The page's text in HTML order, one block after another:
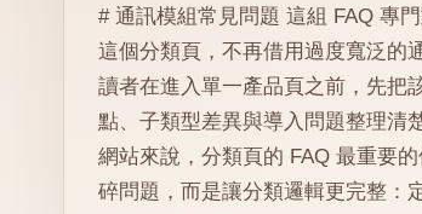
# 通訊模組常見問題 這組 FAQ 專門
這個分類頁，不再借用過度寬泛的
讀者在進入單一產品頁之前，先把
點、子類型差異與導入問題整理清
網站來說，分類頁的 FAQ 最重要
碎問題，而是讓分類邏輯更完整：